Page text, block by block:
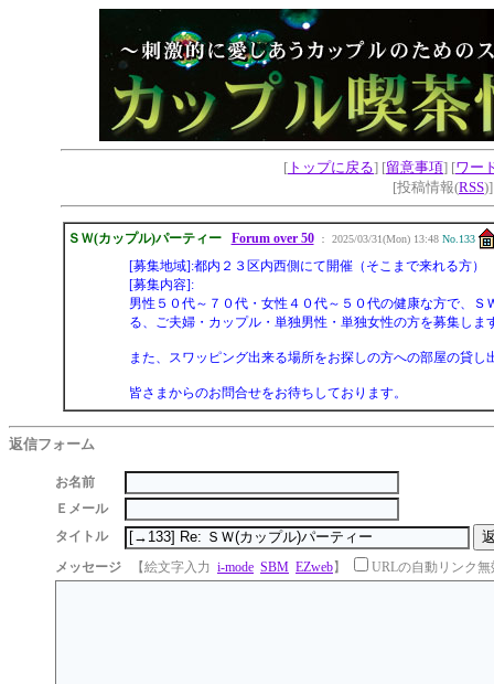
[ トップに戻る] [留意事項] [ワー
[投稿情報(RSS
ＳＷ(カップル)パーティー Forum over 50： 2025/03/31(Mon) 13:48 No.133
[募集地域]:都内２３区内西側にて開催（そこまで来れる方）
[募集内容]:
男性５０代～７０代・女性４０代～５０代の健康な方で、
る、ご夫婦・カップル・単独男性・単独女性の方を募集しま
また、スワッピング出来る場所をお探しの方への部屋の貸
皆さまからのお問合せをお待ちしております。
返信フォーム
お名前
Ｅメール
タイトル
メッセージ
【絵文字入力 i-mode SBM EZweb】 URLの自動リンク無